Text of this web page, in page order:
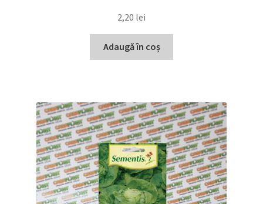
2,20 lei
Adaugă în coș